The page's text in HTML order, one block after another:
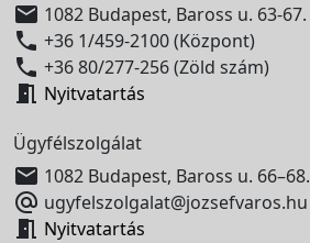
 1082 Budapest, Baross u. 63-67.
 +36 1/459-2100 (Központ)
 +36 80/277-256 (Zöld szám)
 Nyitvatartás
Ügyfélszolgálat
 1082 Budapest, Baross u. 66–68.
 ugyfelszolgalat@jozsefvaros.hu
 Nyitvatartás